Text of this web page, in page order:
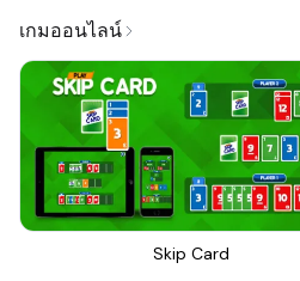
เกมออนไลน์
Skip Card